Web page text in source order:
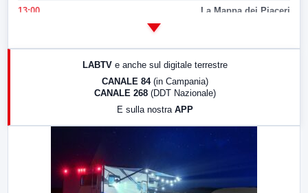
13:00 La Mappa dei Piaceri
17:00 LabNews (replica)
LABTV e anche sul digitale terrestre
CANALE 84 (in Campania)
CANALE 268 (DDT Nazionale)
E sulla nostra APP